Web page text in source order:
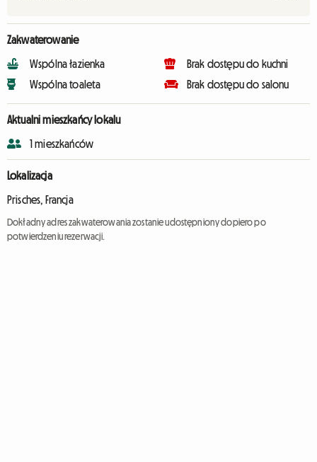
Zakwaterowanie
Wspólna łazienka
Wspólna toaleta
Brak dostępu do kuchni
Brak dostępu do salonu
Aktualni mieszkańcy lokalu
1 mieszkańców
Lokalizacja
Prisches, Francja
Dokładny adres zakwaterowania zostanie udostępniony dopiero po
potwierdzeniu rezerwacji.